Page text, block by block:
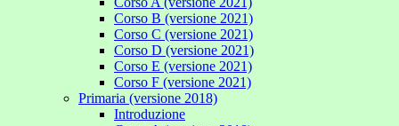
Corso B (versione 2021)
Corso C (versione 2021)
Corso D (versione 2021)
Corso E (versione 2021)
Corso F (versione 2021)
Primaria (versione 2018)
Introduzione